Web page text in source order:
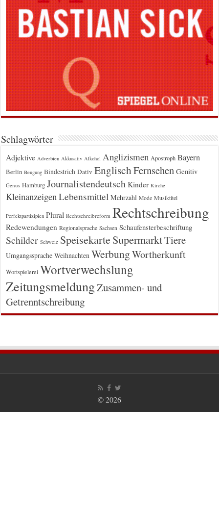
Schlagwörter
Adjektive Adverbien Akkusativ Alkohol Anglizismen Apostroph Bayern
Berlin Beugung Bindestrich Dativ EnglischFernsehen Genitiv
Genus Hamburg Journalistendeutsch Kinder Kirche
Kleinanzeigen Lebensmittel Mehrzahl Mode Musiktitel
Perfektpartizipien Plural Rechtschreibreform Rechtschreibung
Redewendungen Regionalsprache Sachsen Schaufensterbeschriftung
Schilder Schweiz Speisekarte SupermarktTiere
Umgangssprache Weihnachten WerbungWortherkunft
Wortspielerei Wortverwechslung
ZeitungsmeldungZusammen- und
Getrenntschreibung
© 2026